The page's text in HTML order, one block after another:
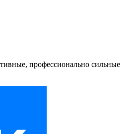
профессионально сильные